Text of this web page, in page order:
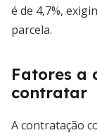
é de 4,7%,
parcela.
Fatores a
contratar
A contratação